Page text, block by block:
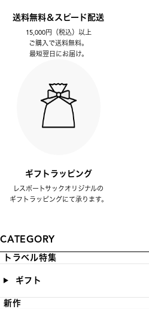
送料無料＆スピード配送
15,000円（税込）以上
ご購入で送料無料。
最短翌日にお届け。
ギフトラッピング
レスポートサックオリジナルの
ギフトラッピングにて承ります。
CATEGORY
トラベル特集
ギフト
新作